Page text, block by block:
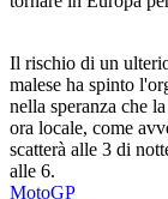
Il rischio di un
malese ha spinto
nella speranza che
ora locale, come
scatterà alle 3 di
alle 6.
MotoGP